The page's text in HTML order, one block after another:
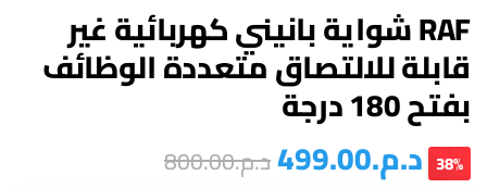
RAF شواية بانيني كهربائية غير
قابلة للالتصاق متعددة الوظائف
بفتح 180 درجة
د.م.499.00د.م.800.00 38%